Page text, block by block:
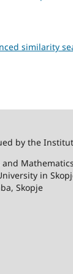
similarity
by the
and
in
Skopje